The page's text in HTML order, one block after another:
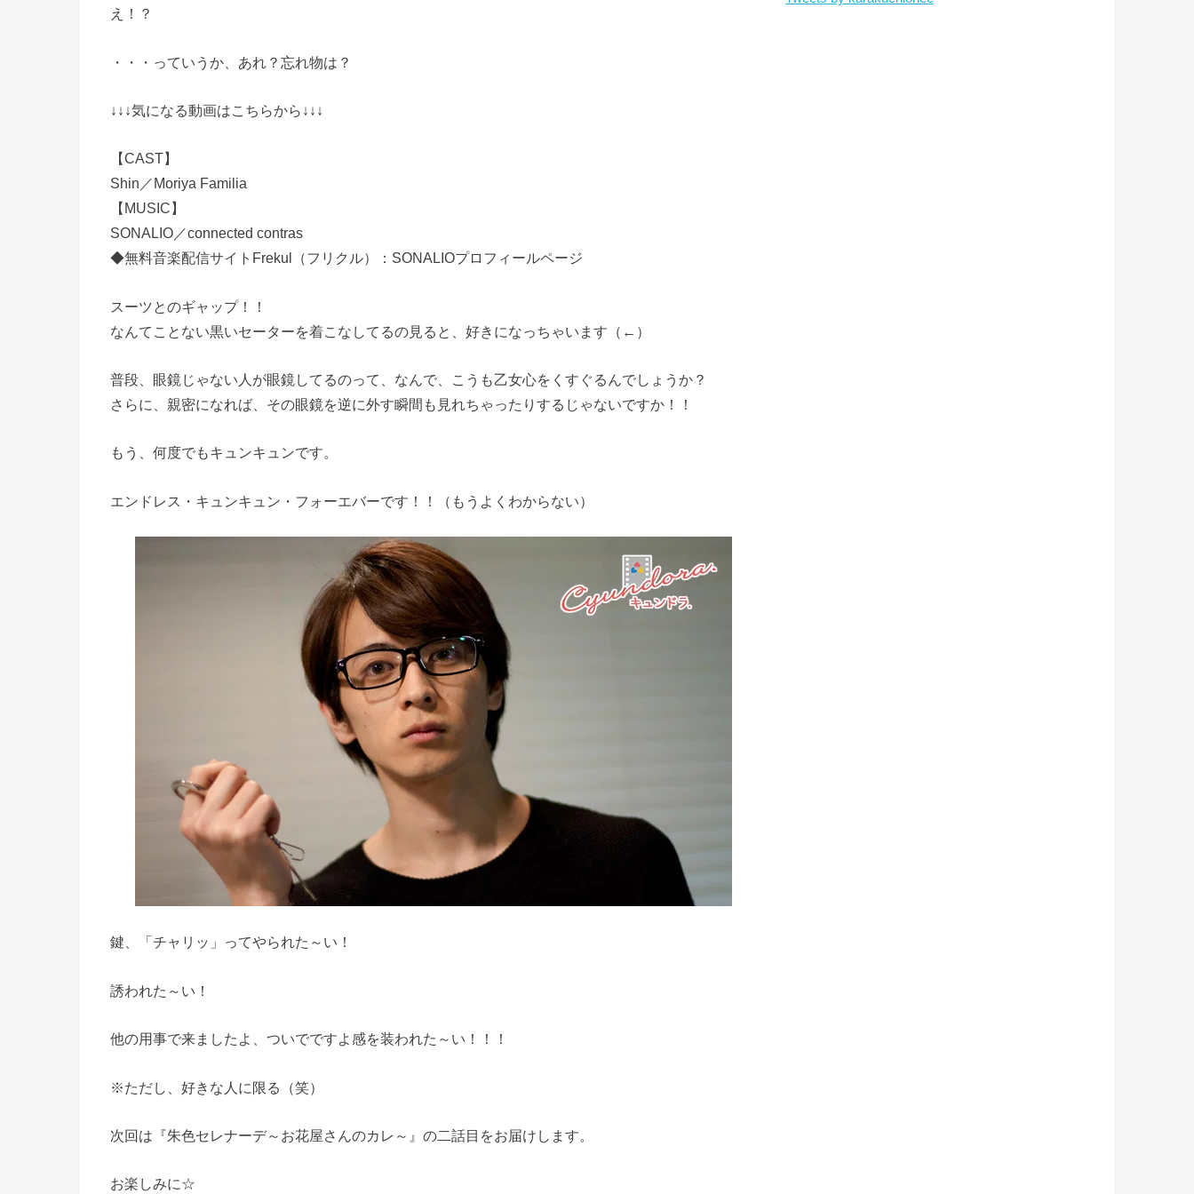
え！？
・・・っていうか、あれ？忘れ物は？
↓↓↓気になる動画はこちらから↓↓↓
【CAST】
Shin／Moriya Familia
【MUSIC】
SONALIO／connected contras
◆無料音楽配信サイトFrekul（フリクル）：SONALIOプロフィールページ
スーツとのギャップ！！
なんてことない黒いセーターを着こなしてるの見ると、好きになっちゃいます（←）
普段、眼鏡じゃない人が眼鏡してるのって、なんで、こうも乙女心をくすぐるんでしょうか？
さらに、親密になれば、その眼鏡を逆に外す瞬間も見れちゃったりするじゃないですか！！
もう、何度でもキュンキュンです。
エンドレス・キュンキュン・フォーエバーです！！（もうよくわからない）
鍵、「チャリッ」ってやられた～い！
誘われた～い！
他の用事で来ましたよ、ついでですよ感を装われた～い！！！
※ただし、好きな人に限る（笑）
次回は『朱色セレナーデ～お花屋さんのカレ～』の二話目をお届けします。
お楽しみに☆